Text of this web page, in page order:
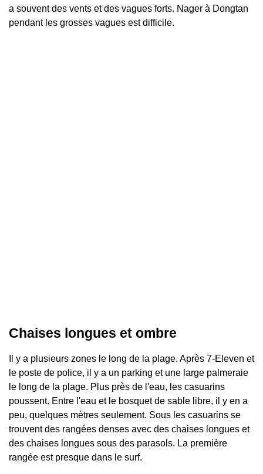
a souvent des vents et des vagues forts. Nager à Dongtan
pendant les grosses vagues est difficile.
Chaises longues et ombre
Il y a plusieurs zones le long de la plage. Après 7-Eleven et
le poste de police, il y a un parking et une large palmeraie
le long de la plage. Plus près de l'eau, les casuarins
poussent. Entre l'eau et le bosquet de sable libre, il y en a
peu, quelques mètres seulement. Sous les casuarins se
trouvent des rangées denses avec des chaises longues et
des chaises longues sous des parasols. La première
rangée est presque dans le surf.